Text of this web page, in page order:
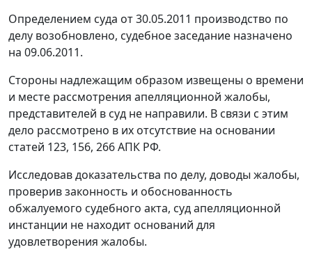
Определением суда от 30.05.2011 производство по
делу возобновлено, судебное заседание назначено
на 09.06.2011.
Стороны надлежащим образом извещены о времени
и месте рассмотрения апелляционной жалобы,
представителей в суд не направили. В связи с этим
дело рассмотрено в их отсутствие на основании
статей 123, 156, 266АПК РФ.
Исследовав доказательства по делу, доводы жалобы,
проверив законность и обоснованность
обжалуемого судебного акта, суд апелляционной
инстанции не находит оснований для
удовлетворения жалобы.